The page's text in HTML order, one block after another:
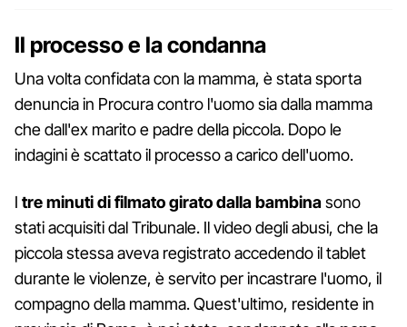
Il processo e la condanna
Una volta confidata con la mamma, è stata sporta
denuncia in Procura contro l'uomo sia dalla mamma
che dall'ex marito e padre della piccola. Dopo le
indagini è scattato il processo a carico dell'uomo.
I tre minuti di filmato girato dalla bambinasono
stati acquisiti dal Tribunale. Il video degli abusi, che la
piccola stessa aveva registrato accedendo il tablet
durante le violenze, è servito per incastrare l'uomo, il
compagno della mamma. Quest'ultimo, residente in